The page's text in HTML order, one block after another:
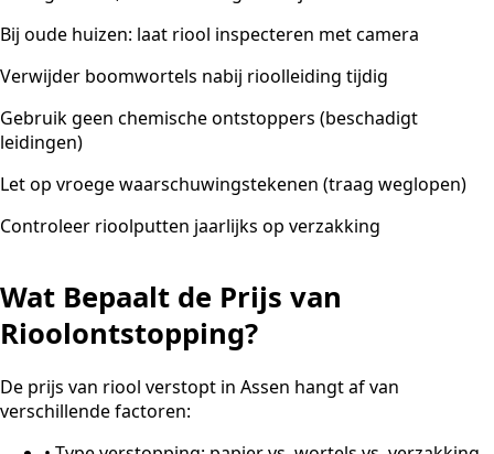
Bij oude huizen: laat riool inspecteren met camera
Verwijder boomwortels nabij rioolleiding tijdig
Gebruik geen chemische ontstoppers (beschadigt
leidingen)
Let op vroege waarschuwingstekenen (traag weglopen)
Controleer rioolputten jaarlijks op verzakking
Wat Bepaalt de Prijs van
Rioolontstopping?
De prijs van riool verstopt in Assen hangt af van
verschillende factoren: